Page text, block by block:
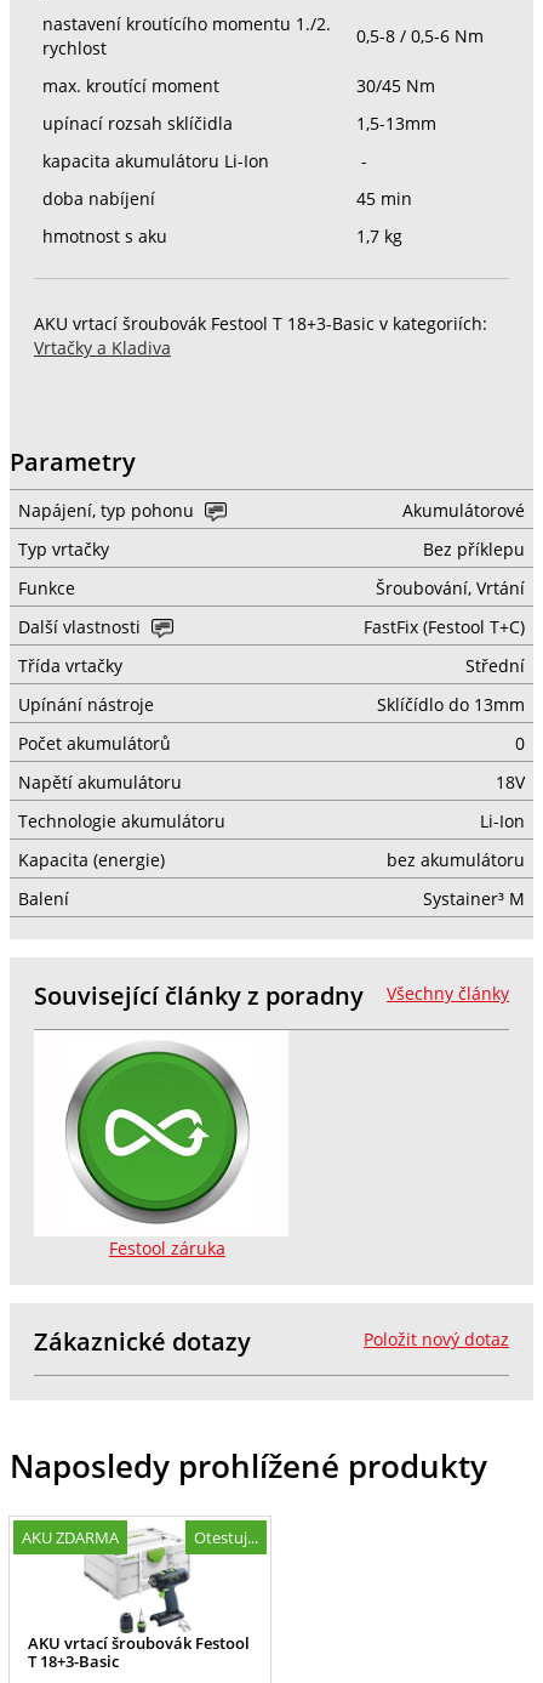
nastavení kroutícího momentu 1./2.
rychlost
0,5-8 / 0,5-6 Nm
max. kroutící moment
30/45 Nm
upínací rozsah sklíčidla
1,5-13mm
kapacita akumulátoru Li-Ion
-
doba nabíjení
45 min
hmotnost s aku
1,7 kg
AKU vrtací šroubovák Festool T 18+3-Basic v kategoriích:
Vrtačky a Kladiva
Parametry
Napájení, typ pohonu
Akumulátorové
Typ vrtačky
Bez příklepu
Funkce
Šroubování, Vrtání
Další vlastnosti
FastFix (Festool T+C)
Třída vrtačky
Střední
Upínání nástroje
Sklíčídlo do 13mm
Počet akumulátorů
0
Napětí akumulátoru
18V
Technologie akumulátoru
Li-Ion
Kapacita (energie)
bez akumulátoru
Balení
Systainer³ M
Všechny články
Související články z poradny
Festool záruka
Položit nový dotaz
Zákaznické dotazy
Naposledy prohlížené produkty
AKU ZDARMA Otestuj...
AKU vrtací šroubovák Festool
T 18+3-Basic